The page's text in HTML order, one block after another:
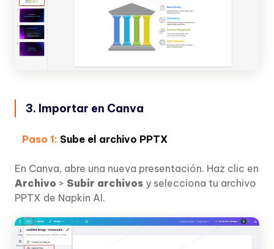
3. Importar en Canva
Paso 1: Sube el archivo PPTX
En Canva, abre una nueva presentación. Haz clic en
Archivo > Subir archivos y selecciona tu archivo
PPTX de Napkin AI.